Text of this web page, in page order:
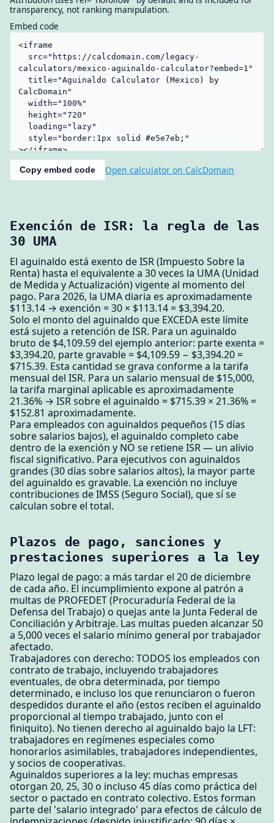
transparency, not ranking manipulation.
Embed code
Copy embed code Open calculator on CalcDomain
Exención de ISR: la regla de las
30 UMA
El aguinaldo está exento de ISR (Impuesto Sobre la
Renta) hasta el equivalente a 30 veces la UMA (Unidad
de Medida y Actualización) vigente al momento del
pago. Para 2026, la UMA diaria es aproximadamente
$113.14 → exención = 30 × $113.14 = $3,394.20.
Solo el monto del aguinaldo que EXCEDA este límite
está sujeto a retención de ISR. Para un aguinaldo
bruto de $4,109.59 del ejemplo anterior: parte exenta =
$3,394.20, parte gravable = $4,109.59 − $3,394.20 =
$715.39. Esta cantidad se grava conforme a la tarifa
mensual del ISR. Para un salario mensual de $15,000,
la tarifa marginal aplicable es aproximadamente
21.36% → ISR sobre el aguinaldo = $715.39 × 21.36% =
$152.81 aproximadamente.
Para empleados con aguinaldos pequeños (15 días
sobre salarios bajos), el aguinaldo completo cabe
dentro de la exención y NO se retiene ISR — un alivio
fiscal significativo. Para ejecutivos con aguinaldos
grandes (30 días sobre salarios altos), la mayor parte
del aguinaldo es gravable. La exención no incluye
contribuciones de IMSS (Seguro Social), que sí se
calculan sobre el total.
Plazos de pago, sanciones y
prestaciones superiores a la ley
Plazo legal de pago: a más tardar el 20 de diciembre
de cada año. El incumplimiento expone al patrón a
multas de PROFEDET (Procuraduría Federal de la
Defensa del Trabajo) o quejas ante la Junta Federal de
Conciliación y Arbitraje. Las multas pueden alcanzar 50
a 5,000 veces el salario mínimo general por trabajador
afectado.
Trabajadores con derecho: TODOS los empleados con
contrato de trabajo, incluyendo trabajadores
eventuales, de obra determinada, por tiempo
determinado, e incluso los que renunciaron o fueron
despedidos durante el año (estos reciben el aguinaldo
proporcional al tiempo trabajado, junto con el
finiquito). No tienen derecho al aguinaldo bajo la LFT:
trabajadores en regímenes especiales como
honorarios asimilables, trabajadores independientes,
y socios de cooperativas.
Aguinaldos superiores a la ley: muchas empresas
otorgan 20, 25, 30 o incluso 45 días como práctica del
sector o pactado en contrato colectivo. Estos forman
parte del 'salario integrado' para efectos de cálculo de